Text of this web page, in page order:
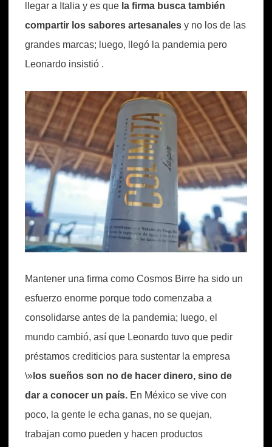
llegar a Italia y es que la firma busca también
compartir los sabores artesanales y no los de las
grandes marcas; luego, llegó la pandemia pero
Leonardo insistió .
Mantener una firma como Cosmos Birre ha sido un
esfuerzo enorme porque todo comenzaba a
consolidarse antes de la pandemia; luego, el
mundo cambió, así que Leonardo tuvo que pedir
préstamos crediticios para sustentar la empresa
\» los sueños son no de hacer dinero, sino de
dar a conocer un país. En México se vive con
poco, la gente le echa ganas, no se quejan,
trabajan como pueden y hacen productos